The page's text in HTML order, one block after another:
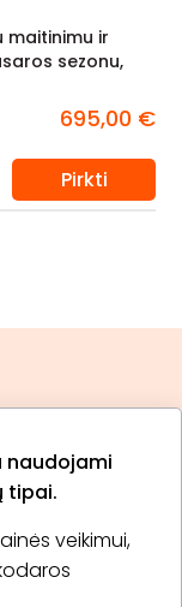
naudojami
tipai.
veikimui,
maitinimu ir
sezonu,
695,00 €
Pirkti